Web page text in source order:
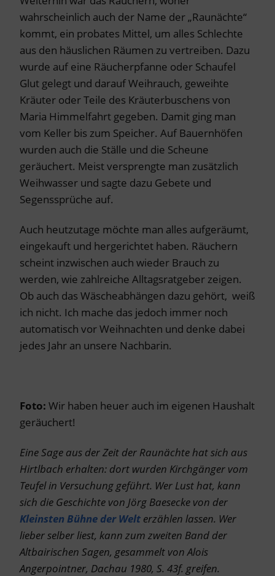
wahrscheinlich auch der Name der „Raunächte“
kommt, ein probates Mittel, um alles Schlechte
aus den häuslichen Räumen zu vertreiben. Dazu
wurde auf eine Räucherpfanne oder Schaufel
Glut gelegt und darauf Weihrauch, geweihte
Kräuter oder Teile des Kräuterbuschens von
Maria Himmelfahrt gegeben. Damit ging man
vom Keller bis zum Speicher. Auf Bauernhöfen
wurden auch die Ställe und die Scheune
geräuchert. Meist versprengte man zusätzlich
Weihwasser und sagte dazu Gebete und
Segenssprüche auf.
Auch heutzutage möchte man alles aufgeräumt,
eingekauft und hergerichtet haben. Räuchern
scheint inzwischen auch wieder Brauch zu
werden, wie zahlreiche Alltagsratgeber zeigen.
Ob auch das Wäscheabhängen dazu gehört, weiß
ich nicht. Ich mache das jedoch immer noch
automatisch vor Weihnachten und denke dabei
jedes Jahr an unsere Nachbarin.
Foto: Wir haben heuer auch im eigenen Haushalt
geräuchert!
Eine Sage aus der Zeit der Raunächte hat sich aus
Hirtlbach erhalten: dort wurden Kirchgänger vom
Teufel in Versuchung geführt. Wer Lust hat, kann
sich die Geschichte von Jörg Baesecke von der
Kleinsten Bühne der Welt erzählen lassen. Wer
lieber selber liest, kann zum zweiten Band der
Altbairischen Sagen, gesammelt von Alois
Angerpointner, Dachau 1980, S. 43f. greifen.